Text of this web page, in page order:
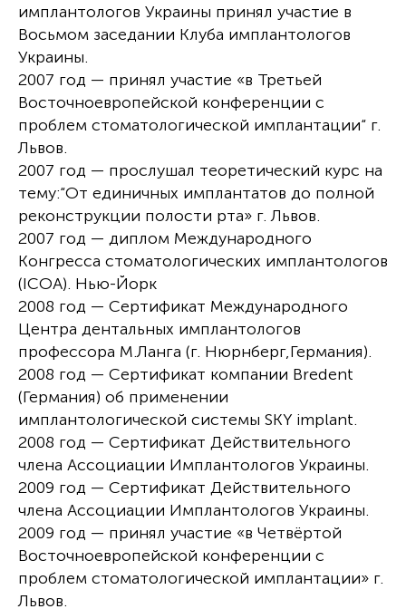
имплантологов Украины принял участие в
Восьмом заседании Клуба имплантологов
Украины.
2007 год — принял участие «в Третьей
Восточноевропейской конференции с
проблем стоматологической имплантации“ г.
Львов.
2007 год — прослушал теоретический курс на
тему:“От единичных имплантатов до полной
реконструкции полости рта» г. Львов.
2007 год — диплом Международного
Конгресса стоматологических имплантологов
(ICOA). Нью-Йорк
2008 год — Сертификат Международного
Центра дентальных имплантологов
профессора М.Ланга (г. Нюрнберг,Германия).
2008 год — Сертификат компании Bredent
(Германия) об применении
имплантологической системы SKY implant.
2008 год — Сертификат Действительного
члена Ассоциации Имплантологов Украины.
2009 год — Сертификат Действительного
члена Ассоциации Имплантологов Украины.
2009 год — принял участие «в Четвёртой
Восточноевропейской конференции с
проблем стоматологической имплантации» г.
Львов.